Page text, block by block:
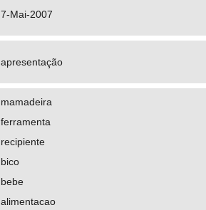
7-Mai-2007
apresentação
mamadeira
ferramenta
recipiente
bico
bebe
alimentacao